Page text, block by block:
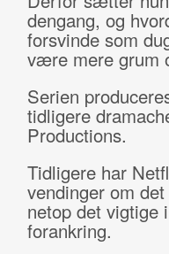
dengang, og
forsvinde som
være mere grum
Serien
tidligere
Productions.
Tidligere har
vendinger om
netop det vigtige
forankring.